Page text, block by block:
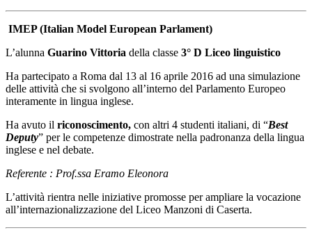
IMEP (Italian Model European Parlament)
L’alunna Guarino Vittoria della classe 3° D Liceo linguistico
Ha partecipato a Roma dal 13 al 16 aprile 2016 ad una simulazione
delle attività che si svolgono all’interno del Parlamento Europeo
interamente in lingua inglese.
Ha avuto il riconoscimento, con altri 4 studenti italiani, di “Best
Deputy” per le competenze dimostrate nella padronanza della lingua
inglese e nel debate.
Referente : Prof.ssa Eramo Eleonora
L’attività rientra nelle iniziative promosse per ampliare la vocazione
all’internazionalizzazione del Liceo Manzoni di Caserta.